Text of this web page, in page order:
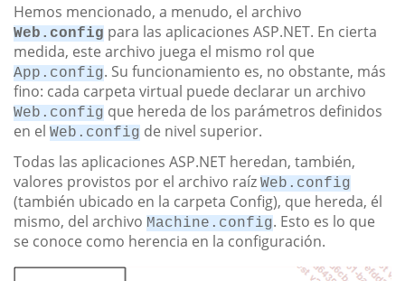
Hemos mencionado, a menudo, el archivo
Web.config para las aplicaciones ASP.NET. En cierta
medida, este archivo juega el mismo rol que
App.config. Su funcionamiento es, no obstante, más
fino: cada carpeta virtual puede declarar un archivo
Web.config que hereda de los parámetros definidos
en el Web.config de nivel superior.
Todas las aplicaciones ASP.NET heredan, también,
valores provistos por el archivo raíz Web.config
(también ubicado en la carpeta Config), que hereda, él
mismo, del archivo Machine.config. Esto es lo que
se conoce como herencia en la configuración.